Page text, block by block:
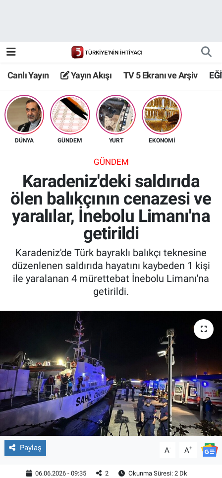
Canlı Yayın Yayın Akışı TV 5 Ekranı ve Arşiv
DÜNYA GÜNDEM YURT EKONOMİ
GÜNDEM
Karadeniz'deki saldırıda
ölen balıkçının cenazesi ve
yaralılar, İnebolu Limanı'na
getirildi
Karadeniz'de Türk bayraklı balıkçı teknesine
düzenlenen saldırıda hayatını kaybeden 1 kişi
ile yaralanan 4 mürettebat İnebolu Limanı'na
getirildi.
Paylaş A- A+
06.06.2026 - 09:35 2 Okunma Süresi: 2 Dk
TV 5 Ekranı ve Arşiv